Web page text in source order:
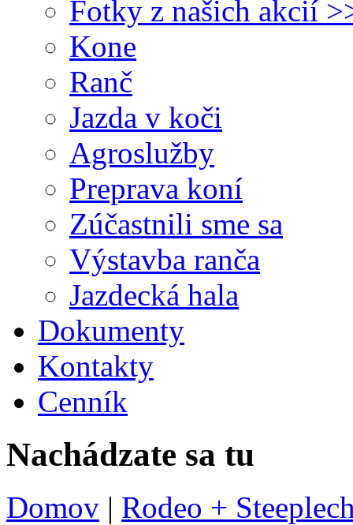
Fotky z našich akcií
Kone
Ranč
Jazda v koči
Agroslužby
Preprava koní
Zúčastnili sme sa
Výstavba ranča
Jazdecká hala
Dokumenty
Kontakty
Cenník
Nachádzate sa tu
Domov | Rodeo +